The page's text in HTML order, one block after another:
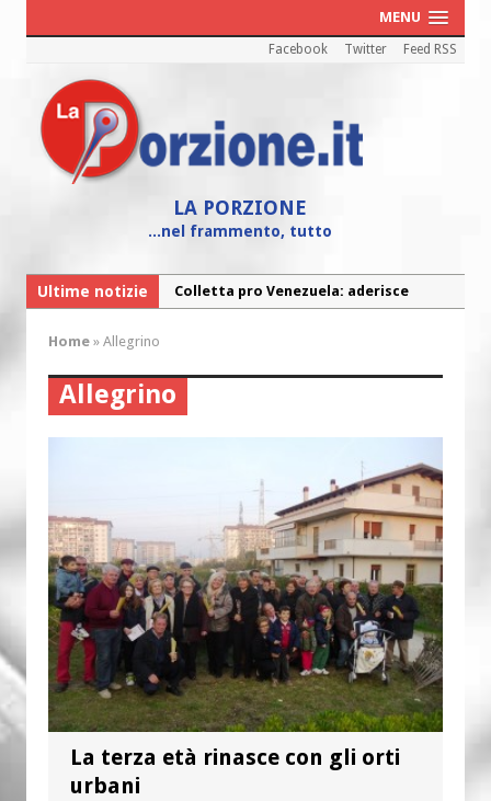
MENU
Facebook Twitter Feed RSS
LA PORZIONE
...nel frammento, tutto
Ultime notizie
Colletta pro Venezuela: aderisce
mobilita contro il suicidio assistito
Torna la festa della Madonnina a
Montesilvano: “Tanta la devozione”
Torna la festa di Sant’Andrea:
“Chiediamogli di legarci al bene”
“Chiediamo al Signore di capire ciò che
è buono, giusto e santo per la nostra
vita”
Home » Allegrino
Allegrino
La terza età rinasce con gli orti
urbani